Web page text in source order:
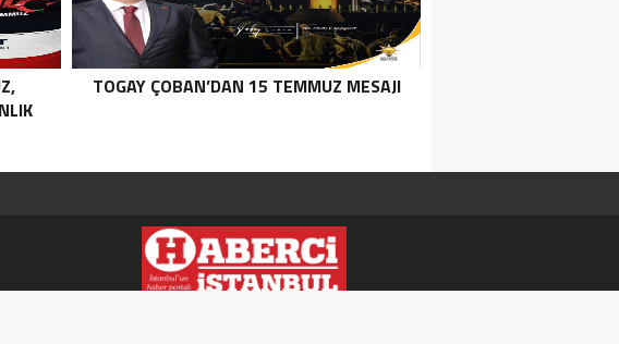
TOGAY ÇOBAN’DAN 15 TEMMUZ MESAJI